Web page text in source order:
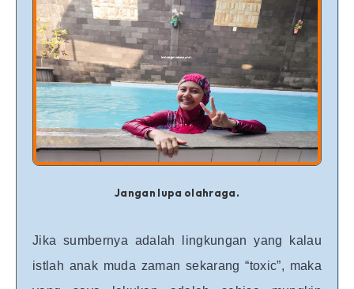
Jangan lupa olahraga.
Jika sumbernya adalah lingkungan yang kalau
istlah anak muda zaman sekarang “toxic”, maka